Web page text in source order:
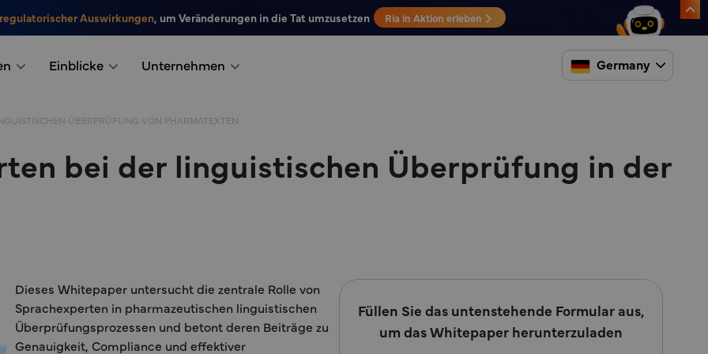
Auswirkungen, um Veränderungen in die Tat umzusetzen Ria in Aktion erleben
Einblicke Unternehmen Germany
ÜBERPRÜFUNG VON PHARMATEXTEN
bei der linguistischen Überprüfung in der
Dieses Whitepaper untersucht die zentrale Rolle von
Sprachexperten in pharmazeutischen linguistischen
Überprüfungsprozessen und betont deren Beiträge zu
Genauigkeit, Compliance und effektiver
Füllen Sie das untenstehende Formular aus,
um das Whitepaper herunterzuladen